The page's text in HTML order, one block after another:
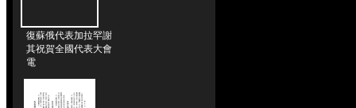
復蘇俄代表加拉罕謝
其祝賀全國代表大會
電